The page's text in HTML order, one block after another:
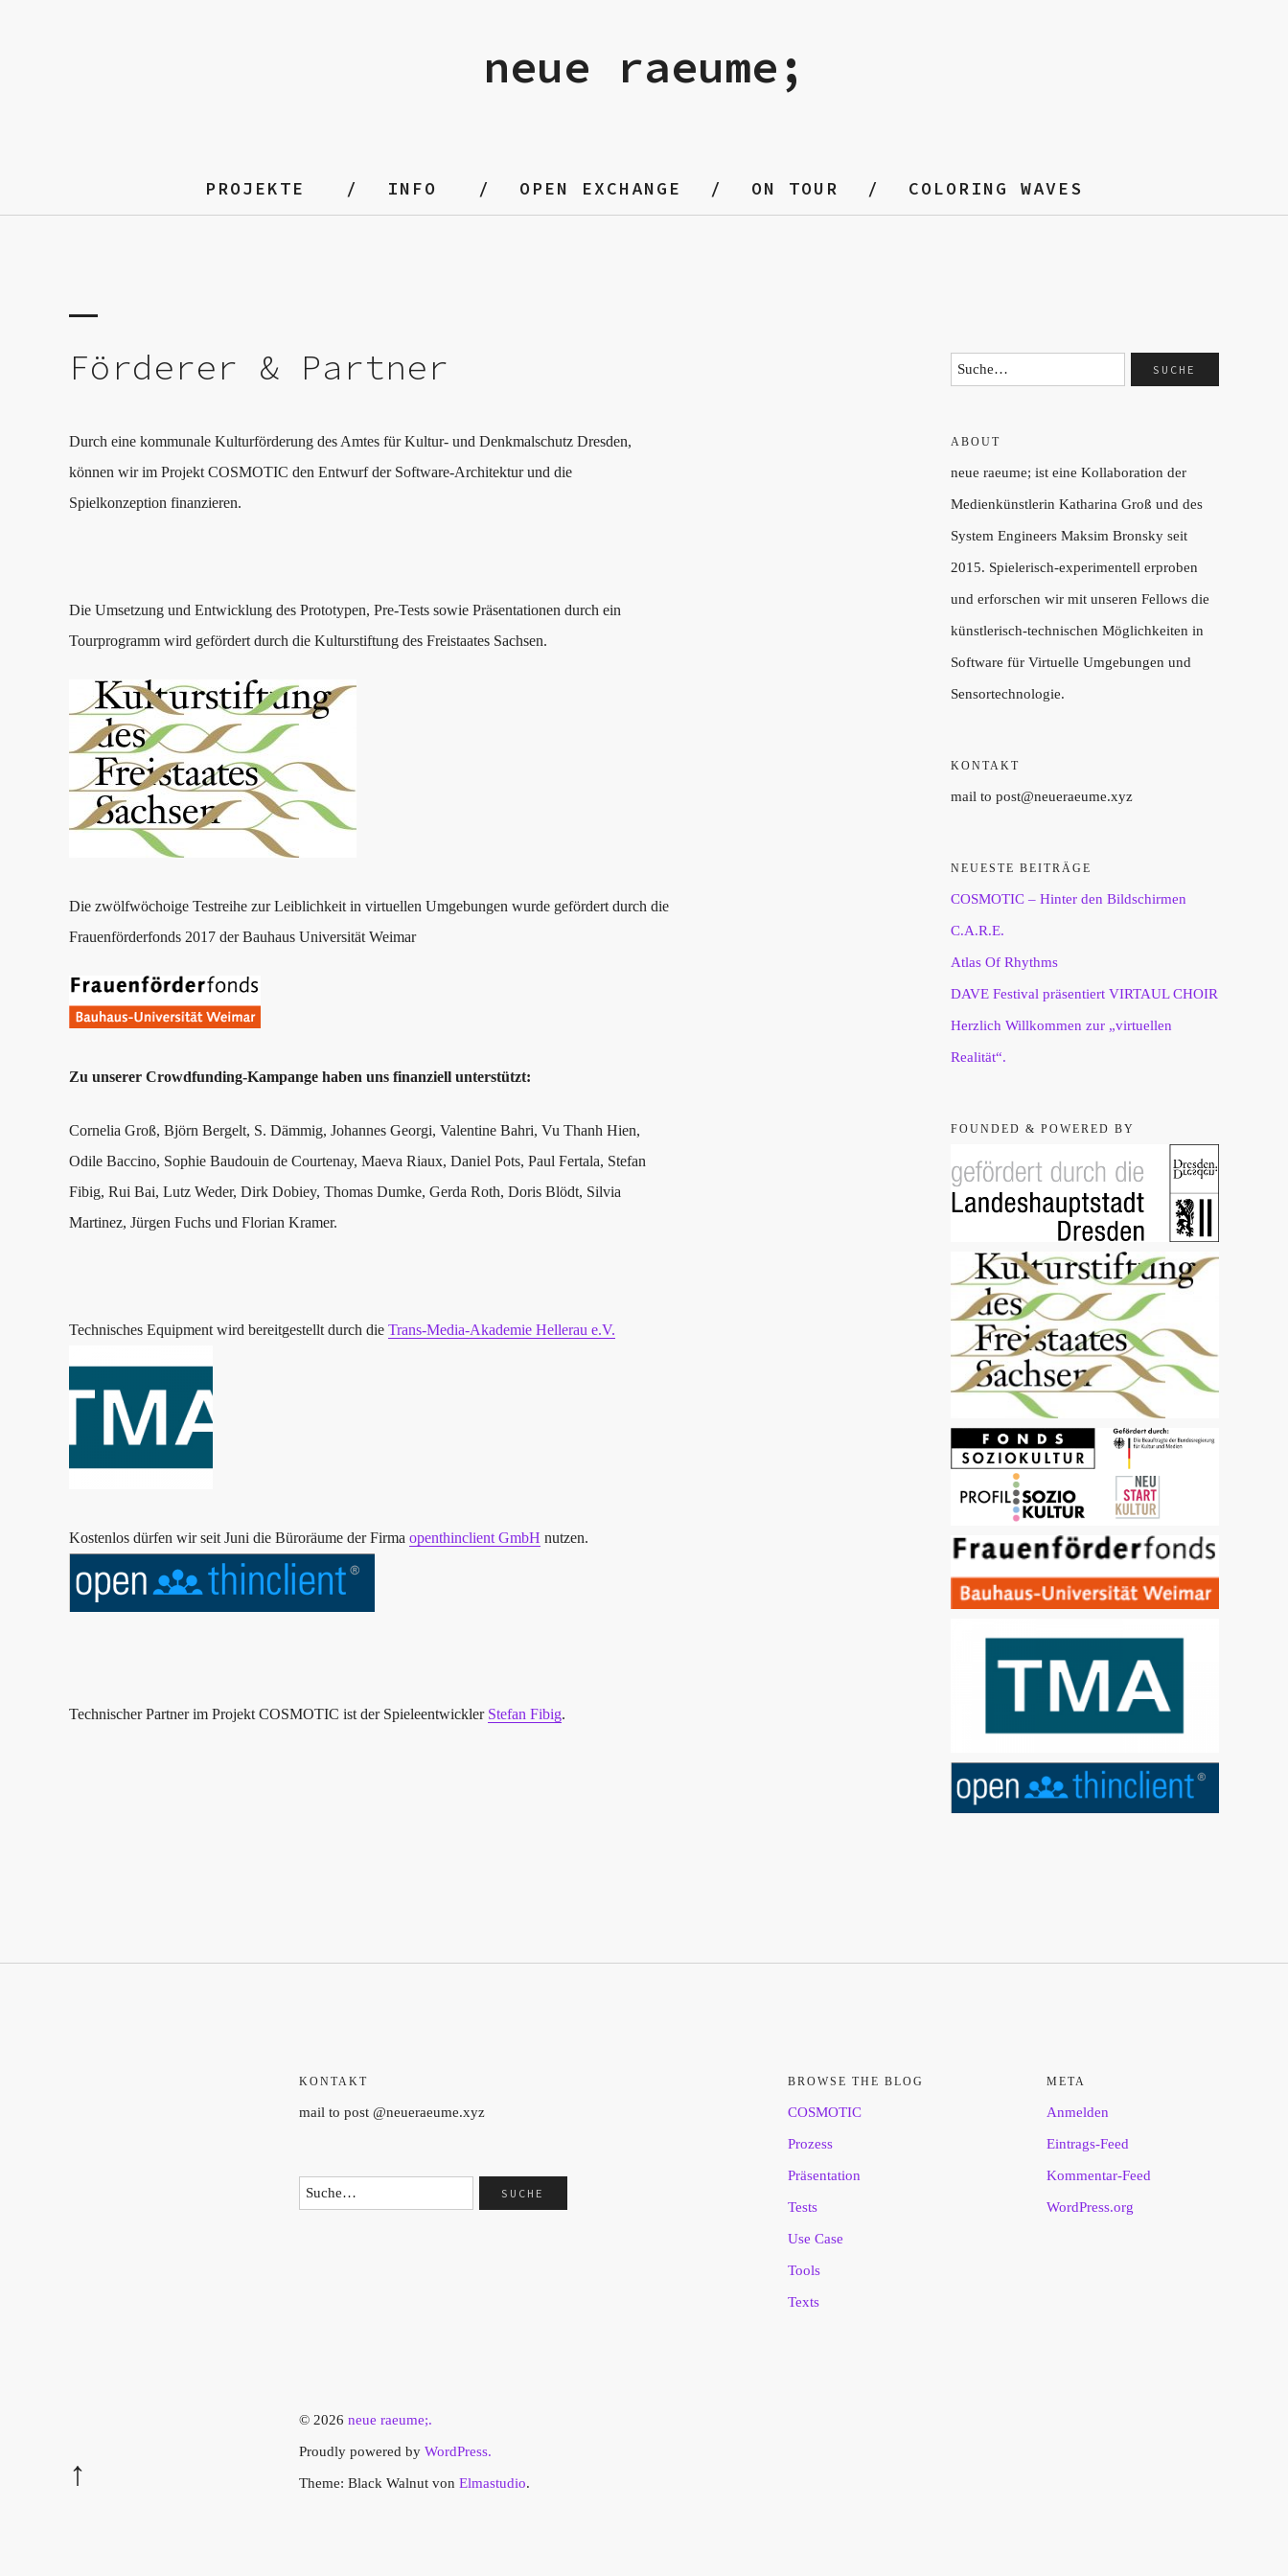
neue raeume;
PROJEKTE INFO OPEN EXCHANGE ON TOUR COLORING WAVES
Förderer & Partner
Durch eine kommunale Kulturförderung des Amtes für Kultur- und Denkmalschutz Dresden,
können wir im Projekt COSMOTIC den Entwurf der Software-Architektur und die
Spielkonzeption finanzieren.
Die Umsetzung und Entwicklung des Prototypen, Pre-Tests sowie Präsentationen durch ein
Tourprogramm wird gefördert durch die Kulturstiftung des Freistaates Sachsen.
Die zwölfwöchoige Testreihe zur Leiblichkeit in virtuellen Umgebungen wurde gefördert durch die
Frauenförderfonds 2017 der Bauhaus Universität Weimar
Zu unserer Crowdfunding-Kampange haben uns finanziell unterstützt:
Cornelia Groß, Björn Bergelt, S. Dämmig, Johannes Georgi, Valentine Bahri, Vu Thanh Hien,
Odile Baccino, Sophie Baudouin de Courtenay, Maeva Riaux, Daniel Pots, Paul Fertala, Stefan
Fibig, Rui Bai, Lutz Weder, Dirk Dobiey, Thomas Dumke, Gerda Roth, Doris Blödt, Silvia
Martinez, Jürgen Fuchs und Florian Kramer.
Technisches Equipment wird bereitgestellt durch die Trans-Media-Akademie Hellerau e.V.
Kostenlos dürfen wir seit Juni die Büroräume der Firma openthinclient GmbH nutzen.
Technischer Partner im Projekt COSMOTIC ist der Spieleentwickler Stefan Fibig.
ABOUT
neue raeume; ist eine Kollaboration der
Medienkünstlerin Katharina Groß und des
System Engineers Maksim Bronsky seit
2015. Spielerisch-experimentell erproben
und erforschen wir mit unseren Fellows die
künstlerisch-technischen Möglichkeiten in
Software für Virtuelle Umgebungen und
Sensortechnologie.
KONTAKT
mail to post@neueraeume.xyz
NEUESTE BEITRÄGE
COSMOTIC – Hinter den Bildschirmen
C.A.R.E.
Atlas Of Rhythms
DAVE Festival präsentiert VIRTAUL CHOIR
Herzlich Willkommen zur „virtuellen
Realität“.
FOUNDED & POWERED BY
KONTAKT
mail to post @neueraeume.xyz
BROWSE THE BLOG
COSMOTIC
Prozess
Präsentation
Tests
Use Case
Tools
Texts
META
Anmelden
Eintrags-Feed
Kommentar-Feed
WordPress.org
© 2026 neue raeume;.
Proudly powered by WordPress.
Theme: Black Walnut von Elmastudio.